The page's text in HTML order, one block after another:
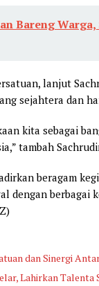
Bareng
lanjut
sejahtera dan
kita sebagai
tambah
beragam
dengan berbagai
dan Sinergi
Lahirkan Talenta